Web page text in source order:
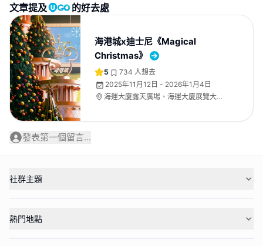
文章提及 的好去處
海港城x迪士尼《Magical
Christmas》
5 734 人想去
2025年11月12日 - 2026年1月4日
海運大廈露天廣場、海運大廈展覽大
發表第一個留言...
社群主題
熱門地點